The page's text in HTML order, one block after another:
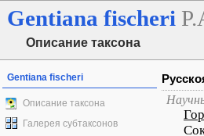
Gentiana fischeri
Описание таксона
Gentiana fischeri
Описание таксона
Галерея субтаксонов